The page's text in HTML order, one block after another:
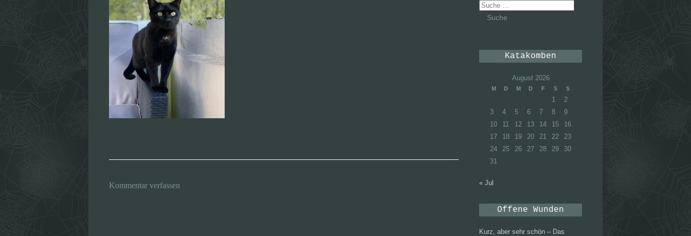
Kommentar verfassen
Suche
nach:
Katakomben
August 2026
M D M D F S S
1
2
3
4 5 6 7 8
9
10
11 12 13 14 15
16
17
18 19 20 21 22
23
24
25 26 27 28 29
30
31
« Jul
Offene Wunden
Kurz, aber sehr schön – Das